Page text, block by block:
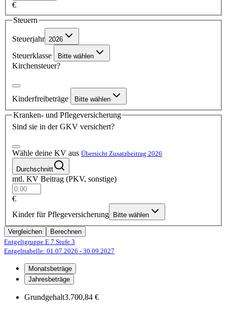
€
Steuern
Steuerjahr 2026
Steuerklasse Bitte wählen
Kirchensteuer?
Kinderfreibeträge Bitte wählen
Kranken- und Pflegeversicherung
Sind sie in der GKV versichert?
Wähle deine KV aus Übersicht Zusatzbeitrag 2026
Durchschnitt
mtl. KV Beitrag (PKV, sonstige)
€
Kinder für Pflegeversicherung
Bitte wählen
Vergleichen
Berechnen
Entgeltgruppe E 7 Stufe 3
Entgelttabelle: 01.07.2026 - 30.09.2027
Monatsbeträge
Jahresbeträge
Grundgehalt3.700,84 €